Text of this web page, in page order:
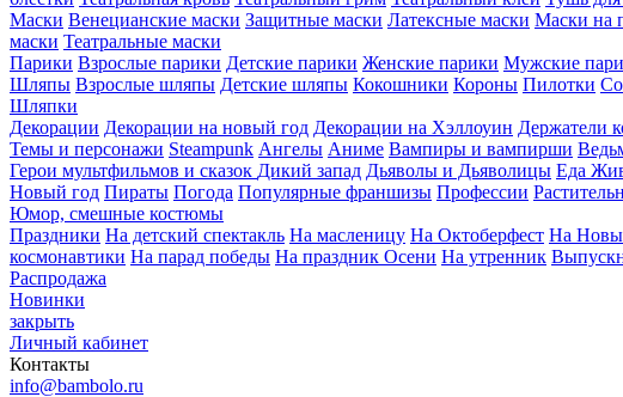
Маски Венецианские маски Защитные маски Латексные маски Маски на
маски Театральные маски
Парики Взрослые парики Детские парики Женские парики Мужские
Шляпы Взрослые шляпы Детские шляпы Кокошники Короны Пилотки
Шляпки
Декорации Декорации на новый год Декорации на Хэллоуин Держатели
Темы и персонажи Steampunk Ангелы Аниме Вампиры и вампирши
Герои мультфильмов и сказок Дикий запад Дьяволы и Дьяволицы Еда
Новый год Пираты Погода Популярные франшизы Профессии
Юмор, смешные костюмы
Праздники На детский спектакль На масленицу На Октоберфест На
космонавтики На парад победы На праздник Осени На утренник
Распродажа
Новинки
закрыть
Личный кабинет
Контакты
info@bambolo.ru